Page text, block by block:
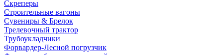
Скреперы
Строительные вагоны
Сувениры & Брелок
Трелевочный трактор
Трубоукладчики
Форвардер-Лесной погрузчик